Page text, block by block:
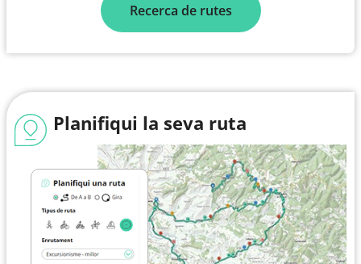
Recerca de rutes
Planifiqui la seva ruta